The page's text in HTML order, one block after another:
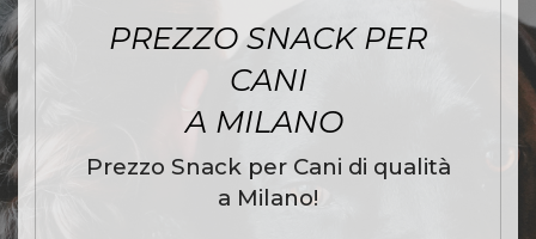
PREZZO SNACK PER
CANI
A MILANO
Prezzo Snack per Cani di qualità
a Milano!